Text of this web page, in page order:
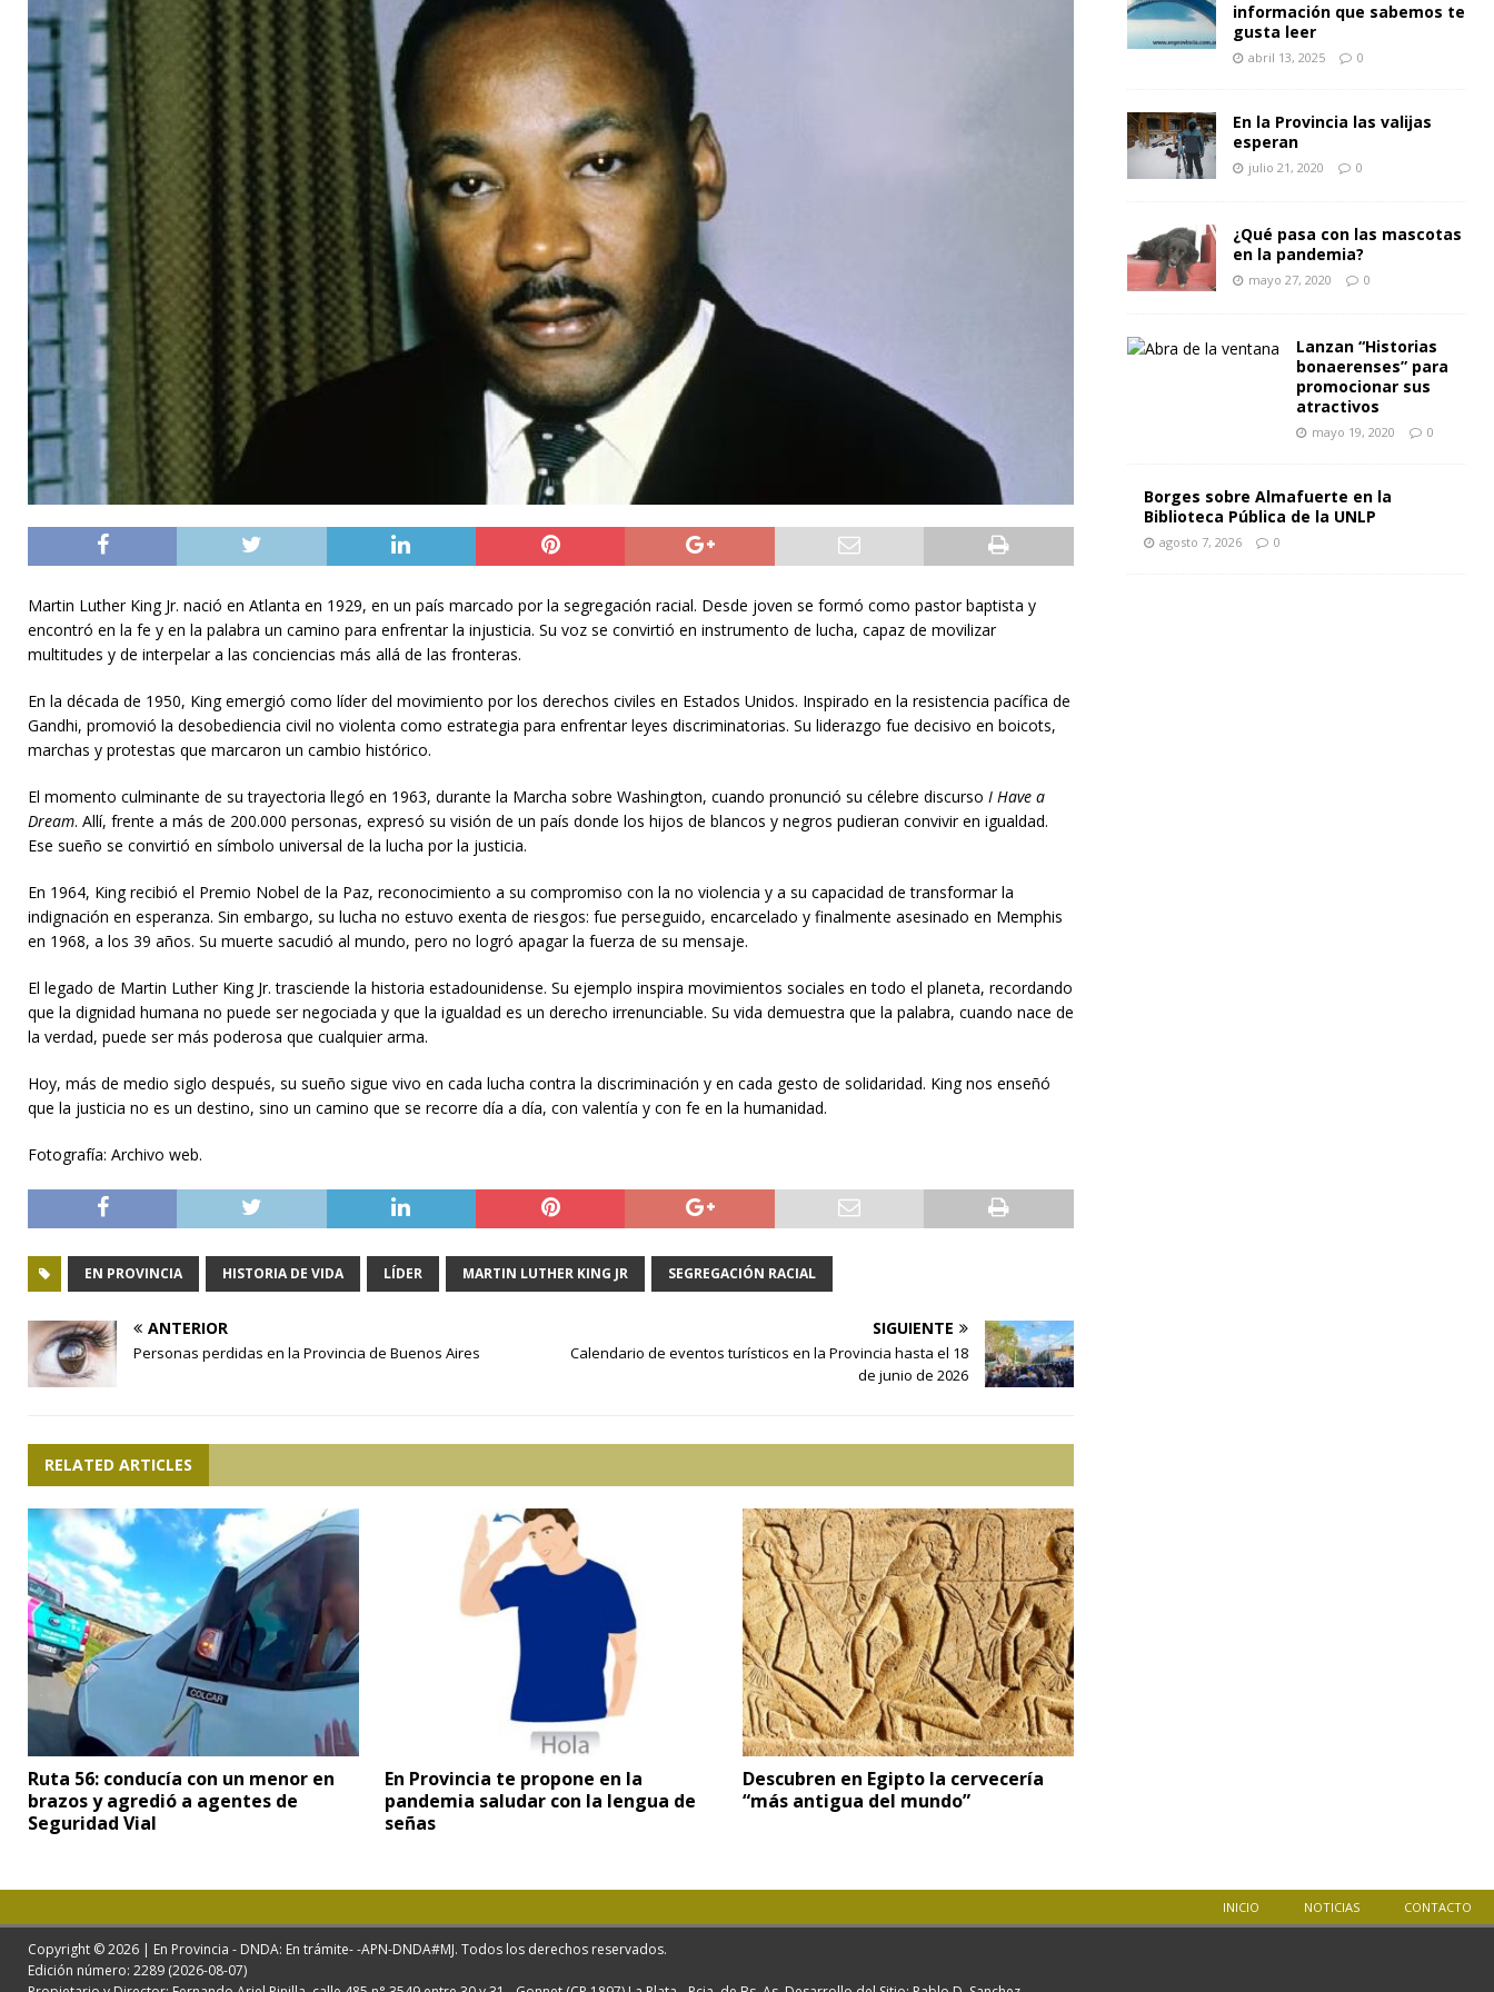
Martin Luther King Jr. nació en Atlanta en 1929, en un país marcado por la segregación racial. Desde joven se formó como pastor baptista y
encontró en la fe y en la palabra un camino para enfrentar la injusticia. Su voz se convirtió en instrumento de lucha, capaz de movilizar
multitudes y de interpelar a las conciencias más allá de las fronteras.
En la década de 1950, King emergió como líder del movimiento por los derechos civiles en Estados Unidos. Inspirado en la resistencia pacífica de
Gandhi, promovió la desobediencia civil no violenta como estrategia para enfrentar leyes discriminatorias. Su liderazgo fue decisivo en boicots,
marchas y protestas que marcaron un cambio histórico.
El momento culminante de su trayectoria llegó en 1963, durante la Marcha sobre Washington, cuando pronunció su célebre discurso I Have a
Dream. Allí, frente a más de 200.000 personas, expresó su visión de un país donde los hijos de blancos y negros pudieran convivir en igualdad.
Ese sueño se convirtió en símbolo universal de la lucha por la justicia.
En 1964, King recibió el Premio Nobel de la Paz, reconocimiento a su compromiso con la no violencia y a su capacidad de transformar la
indignación en esperanza. Sin embargo, su lucha no estuvo exenta de riesgos: fue perseguido, encarcelado y finalmente asesinado en Memphis
en 1968, a los 39 años. Su muerte sacudió al mundo, pero no logró apagar la fuerza de su mensaje.
El legado de Martin Luther King Jr. trasciende la historia estadounidense. Su ejemplo inspira movimientos sociales en todo el planeta, recordando
que la dignidad humana no puede ser negociada y que la igualdad es un derecho irrenunciable. Su vida demuestra que la palabra, cuando nace de
la verdad, puede ser más poderosa que cualquier arma.
Hoy, más de medio siglo después, su sueño sigue vivo en cada lucha contra la discriminación y en cada gesto de solidaridad. King nos enseñó
que la justicia no es un destino, sino un camino que se recorre día a día, con valentía y con fe en la humanidad.
Fotografía: Archivo web.
EN PROVINCIA HISTORIA DE VIDA LÍDER MARTIN LUTHER KING JR SEGREGACIÓN RACIAL
ANTERIOR
Personas perdidas en la Provincia de Buenos Aires
SIGUIENTE
Calendario de eventos turísticos en la Provincia hasta el 18
de junio de 2026
RELATED ARTICLES
Ruta 56: conducía con un menor en
brazos y agredió a agentes de
Seguridad Vial
En Provincia te propone en la
pandemia saludar con la lengua de
señas
Descubren en Egipto la cervecería
“más antigua del mundo”
información que sabemos te
gusta leer
abril 13, 2025 0
En la Provincia las valijas
esperan
julio 21, 2020 0
¿Qué pasa con las mascotas
en la pandemia?
mayo 27, 2020 0
Lanzan “Historias
bonaerenses” para
promocionar sus
atractivos
mayo 19, 2020 0
Borges sobre Almafuerte en la
Biblioteca Pública de la UNLP
agosto 7, 2026 0
INICIO NOTICIAS CONTACTO
Copyright © 2026 | En Provincia - DNDA: En trámite- -APN-DNDA#MJ. Todos los derechos reservados.
Edición número: 2289 (2026-08-07)